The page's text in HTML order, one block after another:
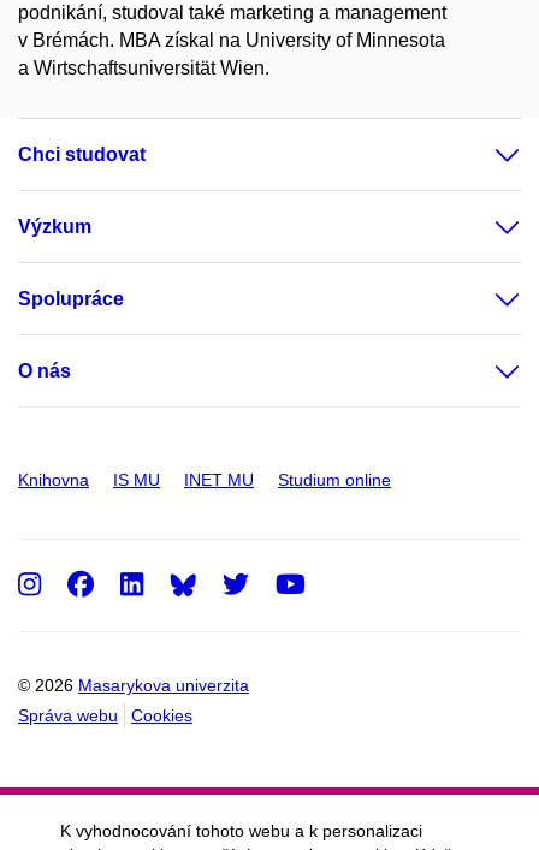
podnikání, studoval také marketing a management
v Brémách. MBA získal na University of Minnesota
a Wirtschaftsuniversität Wien.
Chci studovat
Výzkum
Spolupráce
O nás
Knihovna IS MU INET MU Studium online
© 2026 Masarykova univerzita
Správa webu
Cookies
Instagram
Facebook
LinkedInTwitter
K vyhodnocování tohoto webu a k personalizaci